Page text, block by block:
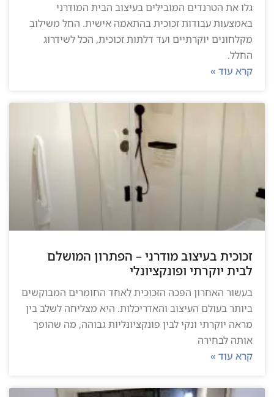
גלו את הטרנדים המובילים בעיצוב הבית המודרני
באמצעות עבודות זכוכית בהתאמה אישית. החל משילוב
מקלחונים יוקרתיים ועד דלתות זכוכית, הכל לשידרוג
החלל.
קרא עוד »
זכוכית בעיצוב מודרני – הפתרון המושלם
לבית יוקרתי ופונקציונלי
בעשור האחרון הפכה הזכוכית לאחד החומרים המבוקשים
ביותר בעולם העיצוב והאדריכלות. היא מצליחה לשלב בין
מראה יוקרתי ונקי לבין פונקציונליות גבוהה, מה שהופך
אותה לבחירה
קרא עוד »